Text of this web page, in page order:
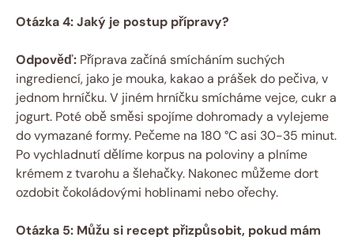
Otázka 4: Jaký je postup přípravy?
Odpověď: Příprava začíná smícháním suchých
ingrediencí, jako je mouka, kakao a prášek do pečiva, v
jednom hrníčku. V jiném hrníčku smícháme vejce, cukr a
jogurt. Poté obě směsi spojíme dohromady a vylejeme
do vymazané formy. Pečeme na 180 °C asi 30-35 minut.
Po vychladnutí dělíme korpus na poloviny a plníme
krémem z tvarohu a šlehačky. Nakonec můžeme dort
ozdobit čokoládovými hoblinami nebo ořechy.
Otázka 5: Můžu si recept přizpůsobit, pokud mám